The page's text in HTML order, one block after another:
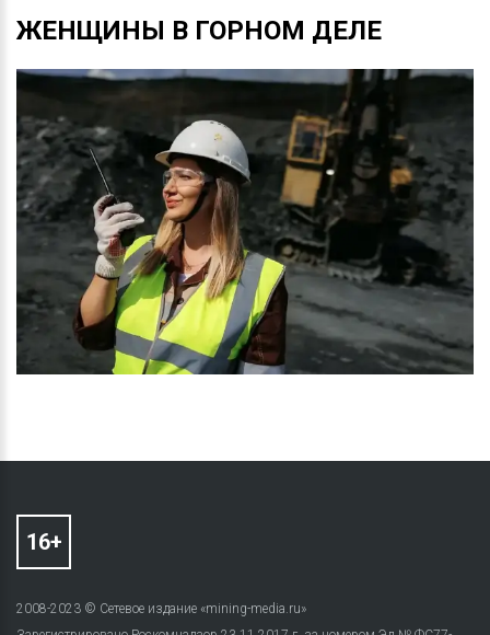
ЖЕНЩИНЫ В ГОРНОМ ДЕЛЕ
2008-2023 © Сетевое издание «mining-media.ru»